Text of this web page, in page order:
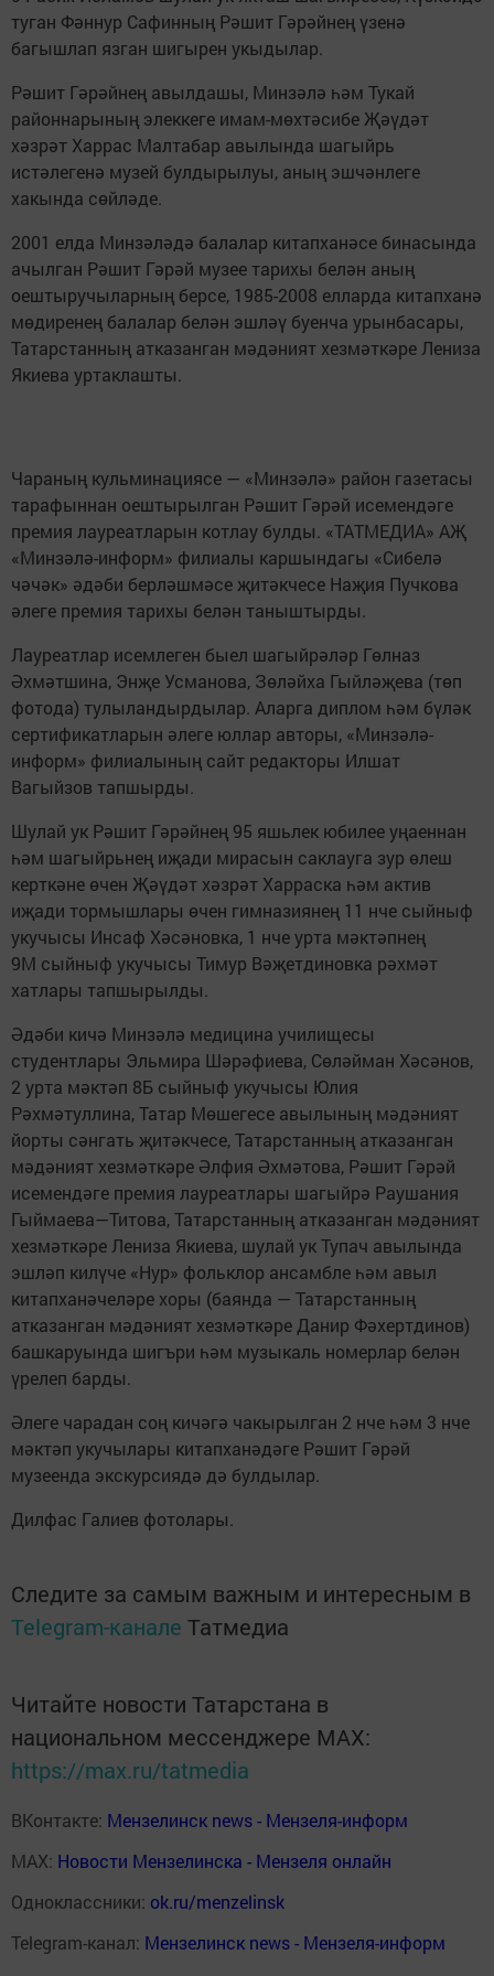
туган Фәннур Сафинның Рәшит Гәрәйнең үзенә
багышлап язган шигырен укыдылар.
Рәшит Гәрәйнең авылдашы, Минзәлә һәм Тукай
районнарының элеккеге имам-мөхтәсибе Җәүдәт
хәзрәт Харрас Малтабар авылында шагыйрь
истәлегенә музей булдырылуы, аның эшчәнлеге
хакында сөйләде.
2001 елда Минзәләдә балалар китапханәсе бинасында
ачылган Рәшит Гәрәй музее тарихы белән аның
оештыручыларның берсе, 1985-2008 елларда китапханә
мөдиренең балалар белән эшләү буенча урынбасары,
Татарстанның атказанган мәдәният хезмәткәре Лениза
Якиева уртаклашты.
Чараның кульминациясе — «Минзәлә» район газетасы
тарафыннан оештырылган Рәшит Гәрәй исемендәге
премия лауреатларын котлау булды. «ТАТМЕДИА» АҖ
«Минзәлә-информ» филиалы каршындагы «Сибелә
чәчәк» әдәби берләшмәсе җитәкчесе Наҗия Пучкова
әлеге премия тарихы белән таныштырды.
Лауреатлар исемлеген быел шагыйрәләр Гөлназ
Әхмәтшина, Энҗе Усманова, Зөләйха Гыйләҗева (төп
фотода) тулыландырдылар. Аларга диплом һәм бүләк
сертификатларын әлеге юллар авторы, «Минзәлә-
информ» филиалының сайт редакторы Илшат
Вагыйзов тапшырды.
Шулай ук Рәшит Гәрәйнең 95 яшьлек юбилее уңаеннан
һәм шагыйрьнең иҗади мирасын саклауга зур өлеш
керткәне өчен Җәүдәт хәзрәт Харраска һәм актив
иҗади тормышлары өчен гимназиянең 11 нче сыйныф
укучысы Инсаф Хәсәновка, 1 нче урта мәктәпнең
9М сыйныф укучысы Тимур Вәҗетдиновка рәхмәт
хатлары тапшырылды.
Әдәби кичә Минзәлә медицина училищесы
студентлары Эльмира Шәрәфиева, Сөләйман Хәсәнов,
2 урта мәктәп 8Б сыйныф укучысы Юлия
Рәхмәтуллина, Татар Мөшегесе авылының мәдәният
йорты сәнгать җитәкчесе, Татарстанның атказанган
мәдәният хезмәткәре Әлфия Әхмәтова, Рәшит Гәрәй
исемендәге премия лауреатлары шагыйрә Раушания
Гыймаева—Титова, Татарстанның атказанган мәдәният
хезмәткәре Лениза Якиева, шулай ук Тупач авылында
эшләп килүче «Нур» фольклор ансамбле һәм авыл
китапханәчеләре хоры (баянда — Татарстанның
атказанган мәдәният хезмәткәре Данир Фәхертдинов)
башкаруында шигъри һәм музыкаль номерлар белән
үрелеп барды.
Әлеге чарадан соң кичәгә чакырылган 2 нче һәм 3 нче
мәктәп укучылары китапханәдәге Рәшит Гәрәй
музеенда экскурсиядә дә булдылар.
Дилфас Галиев фотолары.
Следите за самым важным и интересным в
Telegram-канале Татмедиа
Читайте новости Татарстана в
национальном мессенджере MАХ:
https://max.ru/tatmedia
ВКонтакте: Мензелинск news - Мензеля-информ
MAX: Новости Мензелинска - Мензеля онлайн
Одноклассники: ok.ru/menzelinsk
Telegram-канал: Мензелинск news - Мензеля-информ